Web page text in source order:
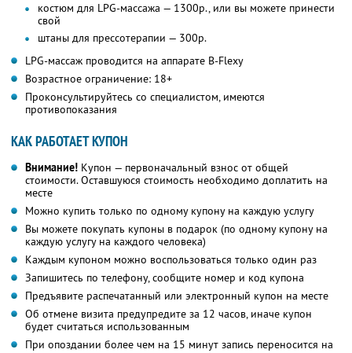
костюм для LPG-массажа — 1300р., или вы можете принести
свой
штаны для прессотерапии — 300р.
LPG-массаж проводится на аппарате B-Flexy
Возрастное ограничение: 18+
Проконсультируйтесь со специалистом, имеются
противопоказания
КАК РАБОТАЕТ КУПОН
Внимание! Купон — первоначальный взнос от общей
стоимости. Оставшуюся стоимость необходимо доплатить на
месте
Можно купить только по одному купону на каждую услугу
Вы можете покупать купоны в подарок (по одному купону на
каждую услугу на каждого человека)
Каждым купоном можно воспользоваться только один раз
Запишитесь по телефону, сообщите номер и код купона
Предъявите распечатанный или электронный купон на месте
Об отмене визита предупредите за 12 часов, иначе купон
будет считаться использованным
При опоздании более чем на 15 минут запись переносится на